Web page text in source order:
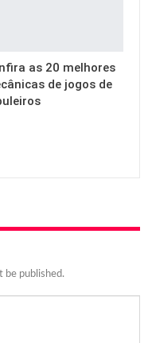
as 20 melhores
de jogos de
be published.